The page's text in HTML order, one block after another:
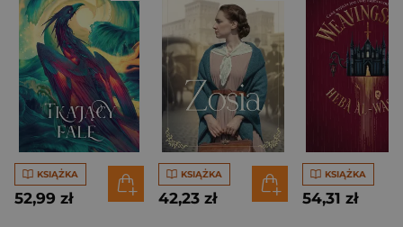
KSIĄŻKA
52,99 zł
KSIĄŻKA
42,23 zł
KSIĄŻKA
54,31 zł